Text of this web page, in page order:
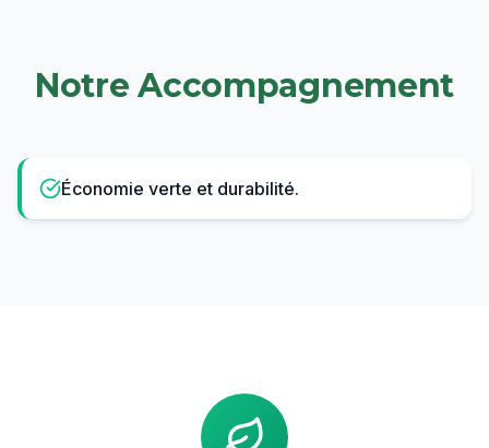
Notre Accompagnement
Économie verte et durabilité.